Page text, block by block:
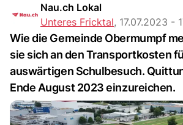
Nau.ch Lokal
Unteres Fricktal, 17.07.2023 -
Wie die Gemeinde Obermumpf
sie sich an den Transportkosten
auswärtigen Schulbesuch.
Ende August 2023 einzureichen.